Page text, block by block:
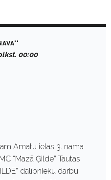
00:00
Amatu ielas 3. nama
“Mazā Ģilde” Tautas
dalībnieku darbu